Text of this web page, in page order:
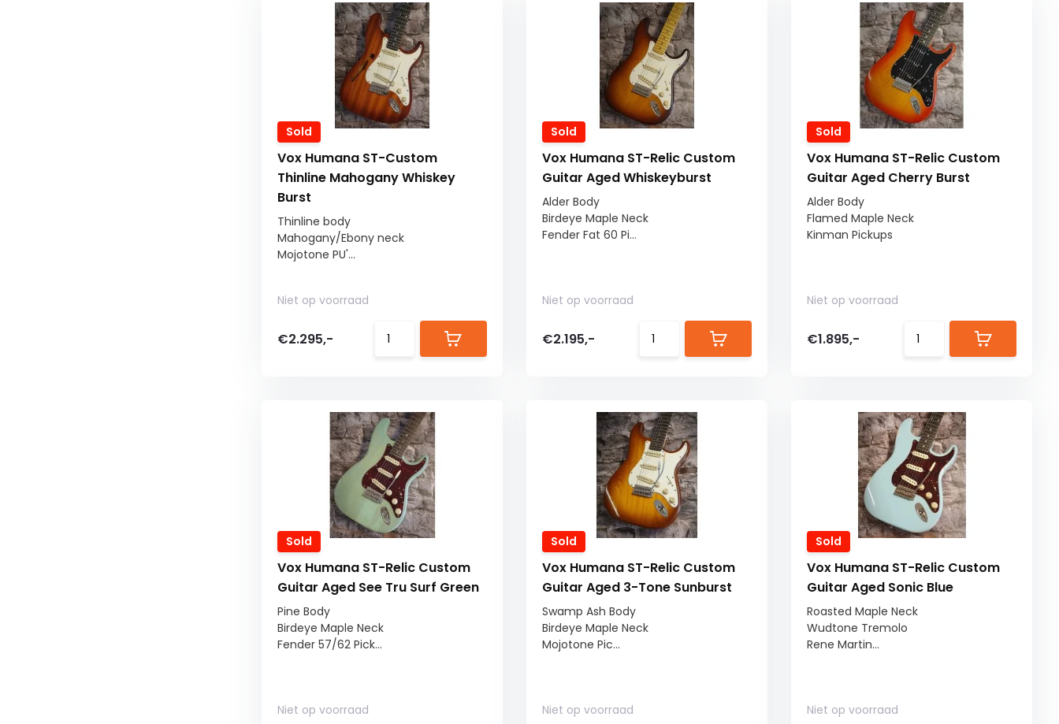
Sold
Vox Humana ST-Custom
Thinline Mahogany Whiskey
Burst
Thinline body
Mahogany/Ebony neck
Mojotone PU'...
Niet op voorraad
€2.295,-
Sold
Vox Humana ST-Relic Custom
Guitar Aged Whiskeyburst
Alder Body
Birdeye Maple Neck
Fender Fat 60 Pi...
Niet op voorraad
€2.195,-
Sold
Vox Humana ST-Relic Custom
Guitar Aged Cherry Burst
Alder Body
Flamed Maple Neck
Kinman Pickups
Niet op voorraad
€1.895,-
Sold
Vox Humana ST-Relic Custom
Guitar Aged See Tru Surf Green
Pine Body
Birdeye Maple Neck
Fender 57/62 Pick...
Niet op voorraad
Sold
Vox Humana ST-Relic Custom
Guitar Aged 3-Tone Sunburst
Swamp Ash Body
Birdeye Maple Neck
Mojotone Pic...
Niet op voorraad
Sold
Vox Humana ST-Relic Custom
Guitar Aged Sonic Blue
Roasted Maple Neck
Wudtone Tremolo
Rene Martin...
Niet op voorraad